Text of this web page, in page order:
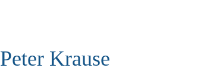
Peter Krause